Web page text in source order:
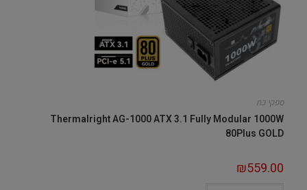
ספקי כח
Thermalright AG-1000 ATX 3.1 Fully Modular 1000W
80Plus GOLD
₪559.00